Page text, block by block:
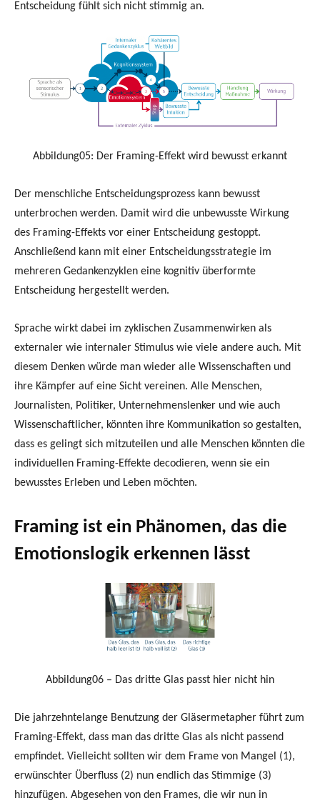
Entscheidung fühlt sich nicht stimmig an.
Abbildung05: Der Framing-Effekt wird bewusst erkannt
Der menschliche Entscheidungsprozess kann bewusst
unterbrochen werden. Damit wird die unbewusste Wirkung
des Framing-Effekts vor einer Entscheidung gestoppt.
Anschließend kann mit einer Entscheidungsstrategie im
mehreren Gedankenzyklen eine kognitiv überformte
Entscheidung hergestellt werden.
Sprache wirkt dabei im zyklischen Zusammenwirken als
externaler wie internaler Stimulus wie viele andere auch. Mit
diesem Denken würde man wieder alle Wissenschaften und
ihre Kämpfer auf eine Sicht vereinen. Alle Menschen,
Journalisten, Politiker, Unternehmenslenker und wie auch
Wissenschaftlicher, könnten ihre Kommunikation so gestalten,
dass es gelingt sich mitzuteilen und alle Menschen könnten die
individuellen Framing-Effekte decodieren, wenn sie ein
bewusstes Erleben und Leben möchten.
Framing ist ein Phänomen, das die
Emotionslogik erkennen lässt
Abbildung06 – Das dritte Glas passt hier nicht hin
Die jahrzehntelange Benutzung der Gläsermetapher führt zum
Framing-Effekt, dass man das dritte Glas als nicht passend
empfindet. Vielleicht sollten wir dem Frame von Mangel (1),
erwünschter Überfluss (2) nun endlich das Stimmige (3)
hinzufügen. Abgesehen von den Frames, die wir nun in